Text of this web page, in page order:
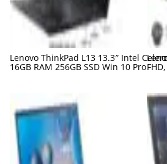
Lenovo ThinkPad L13 13.3″ Intel
16GB RAM 256GB SSD Win 10 Pro